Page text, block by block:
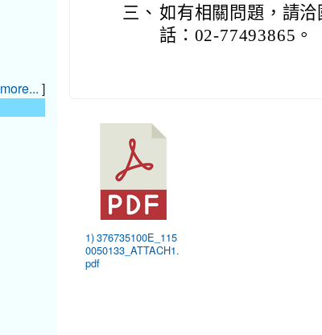
三、 如有相關問題，請
話：02-77493865。
1) 376735100E_115
0050133_ATTACH1.
pdf
more... ]